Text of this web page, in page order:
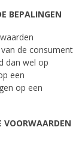
BEPALINGEN
de consument
dan wel op
een
op een
VOORWAARDEN